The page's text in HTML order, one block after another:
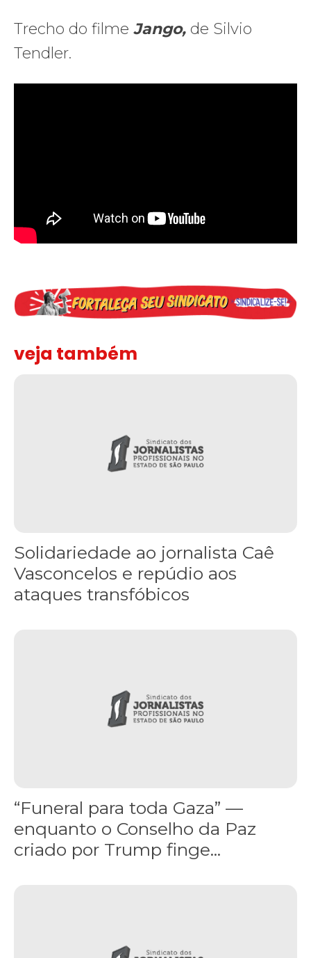
Trecho do filme Jango, de Silvio
Tendler.
veja também
Solidariedade ao jornalista Caê
Vasconcelos e repúdio aos
ataques transfóbicos
“Funeral para toda Gaza” —
enquanto o Conselho da Paz
criado por Trump finge...